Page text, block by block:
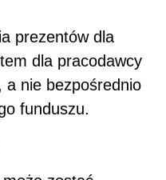
prezentów dla
dla pracodawcy
a nie bezpośrednio
funduszu.